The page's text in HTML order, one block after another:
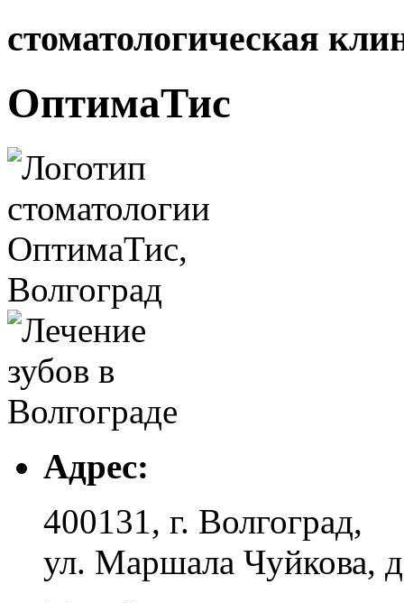
стоматологическая
ОптимаТис
Адрес:
400131 , г. Волгоград,
ул. Маршала Чуйкова,